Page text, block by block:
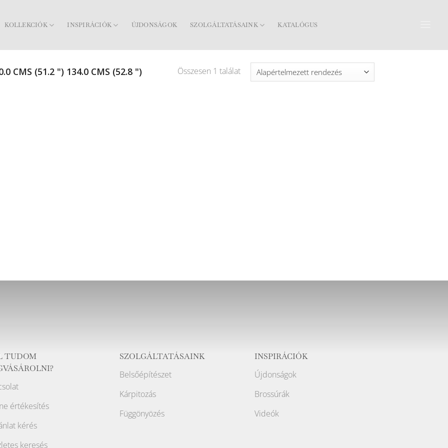
KOLLEKCIÓK INSPIRÁCIÓK ÚJDONSÁGOK SZOLGÁLTATÁSAINK KATALÓGUS
CMS (51.2 ") 134.0 CMS (52.8 ") Összesen 1 találat
TUDOM
értékesítés
kérés
keresés
SZOLGÁLTATÁSAINK
Belsőépítészet
Kárpitozás
Függönyözés
INSPIRÁCIÓK
Újdonságok
Brossúrák
Videók